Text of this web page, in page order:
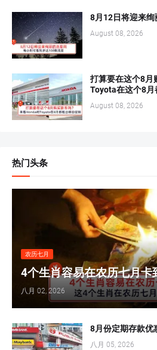
8月12日将迎来绚
August 08, 2026
打算要在这个8月
Toyota在这个8
August 08, 2026
热门头条
农历七月
4个生肖容易在农历七月卡
八月 02, 2026
8月份定期存款优
八月 05, 2026